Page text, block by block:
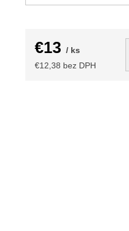
€13 / ks
€12,38 bez DPH